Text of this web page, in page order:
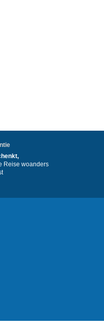
Reise woanders